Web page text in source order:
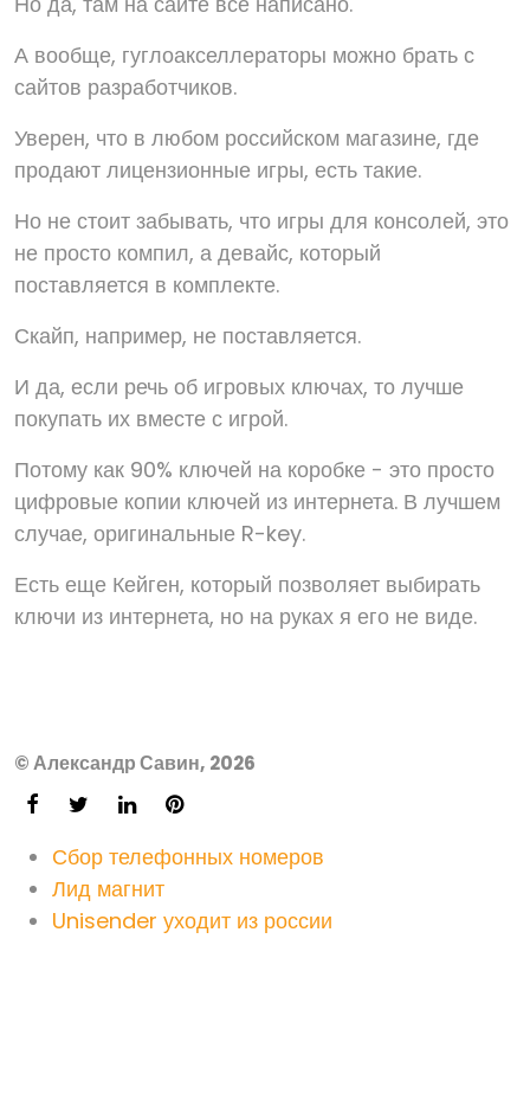
А вообще, гуглоакселлераторы можно брать с
сайтов разработчиков.
Уверен, что в любом российском магазине, где
продают лицензионные игры, есть такие.
Но не стоит забывать, что игры для консолей, это
не просто компил, а девайс, который
поставляется в комплекте.
Скайп, например, не поставляется.
И да, если речь об игровых ключах, то лучше
покупать их вместе с игрой.
Потому как 90% ключей на коробке - это просто
цифровые копии ключей из интернета. В лучшем
случае, оригинальные R-key.
Есть еще Кейген, который позволяет выбирать
ключи из интернета, но на руках я его не виде.
© Александр Савин, 2026
Сбор телефонных номеров
Лид магнит
Unisender уходит из россии